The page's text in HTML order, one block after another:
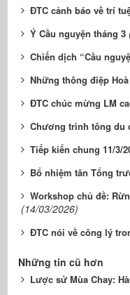
ĐTC cảnh báo về trí
Ý Cầu nguyện tháng 3
Chiến dịch “Cầu
Những thông điệp
ĐTC chúc mừng LM
Chương trình tông du
Tiếp kiến chung 11/3/
Bổ nhiệm tân Tổng
Workshop chủ đề:
(14/03/2026)
ĐTC nói về công lý
Những tin cũ hơn
Lược sử Mùa Chay: